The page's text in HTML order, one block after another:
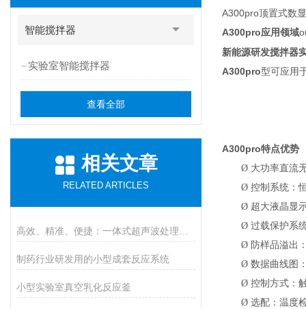
智能搅拌器
实验室智能搅拌器
查看全部
相关文章
RELATED ARTICLES
制药行业研发用的小型成套反应系统
小型实验室真空乳化反应釜
A300pro顶置式数
A300pro应用领域
新能源研发搅拌器
A300pro型可应用
A300pro特点优势
Ø 大功率直流
Ø 控制系统：
Ø 超大液晶显
Ø 过载保护系
Ø 防样品溢出
Ø 数据曲线图
Ø 控制方式：
Ø 选配：温度